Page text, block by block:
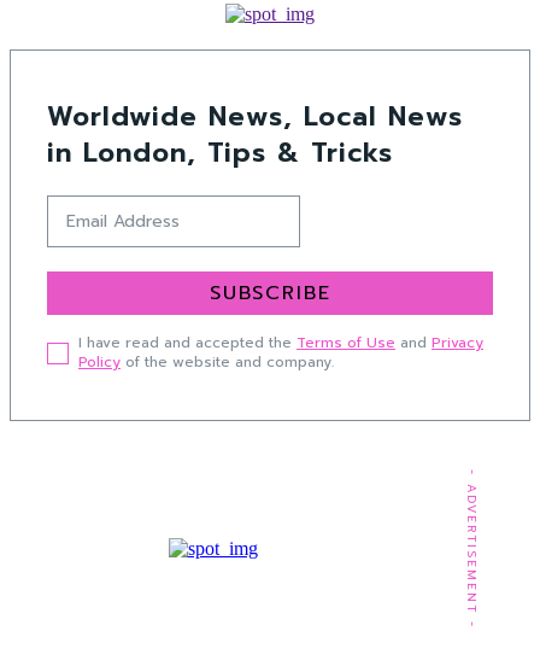
Worldwide News, Local News
in London, Tips & Tricks
SUBSCRIBE
I have read and accepted the Terms of Use and Privacy
Policy of the website and company.
- ADVERTISEMENT -